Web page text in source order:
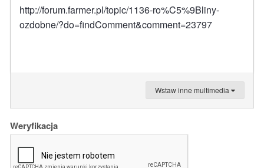
http://forum.farmer.pl/topic/1136-ro%C5%9Bliny-
ozdobne/?do=findComment&comment=23797
Wstaw inne multimedia
Weryfikacja